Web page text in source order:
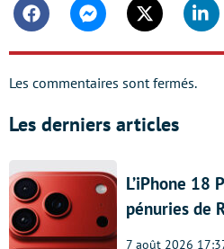
FacebookMessengerTwitter
Les commentaires sont fermés.
Les derniers articles
L’iPhone 18
pénuries de
7 août 2026